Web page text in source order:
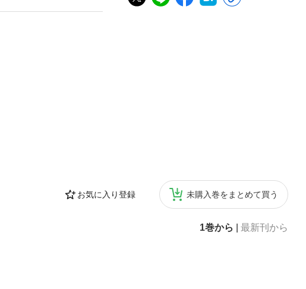
お気に入り登録 未購入巻をまとめて買う
1巻から 最新刊から